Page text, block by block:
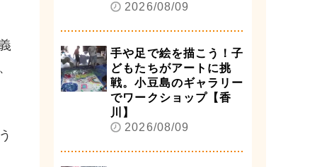
2026/08/09
手や足で絵を描こう！子
どもたちがアートに挑
戦。小豆島のギャラリー
でワークショップ【香
川】
2026/08/09